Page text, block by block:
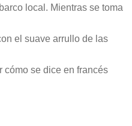
local. Mientras se toma
el suave arrullo de las
cómo se dice en francés